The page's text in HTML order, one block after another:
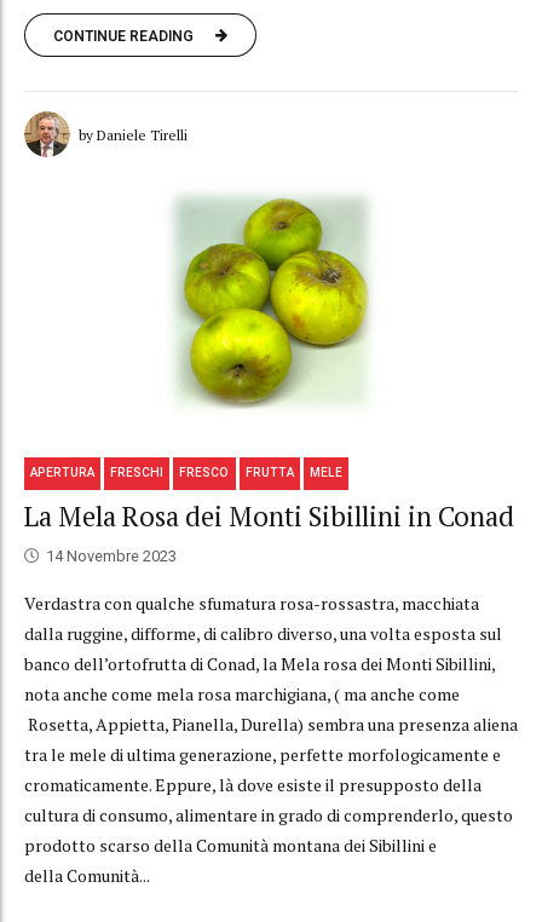
CONTINUE READING
by Daniele Tirelli
APERTURA FRESCHI FRESCO FRUTTA MELE
La Mela Rosa dei Monti Sibillini in Conad
14 Novembre 2023
Verdastra con qualche sfumatura rosa-rossastra, macchiata
dalla ruggine, difforme, di calibro diverso, una volta esposta sul
banco dell’ortofrutta di Conad, la Mela rosa dei Monti Sibillini,
nota anche come mela rosa marchigiana, ( ma anche come
Rosetta, Appietta, Pianella, Durella) sembra una presenza aliena
tra le mele di ultima generazione, perfette morfologicamente e
cromaticamente. Eppure, là dove esiste il presupposto della
cultura di consumo, alimentare in grado di comprenderlo, questo
prodotto scarso della Comunità montana dei Sibillini e
della Comunità...